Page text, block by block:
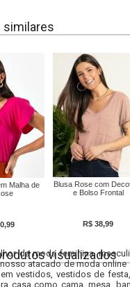
similares
Malha de
Blusa Rose com
e Bolso Frontal
R$ 38,99
visualizados
da moda feminina,
atacado de moda
vestidos, vestidos de
casa como cama, mesa,